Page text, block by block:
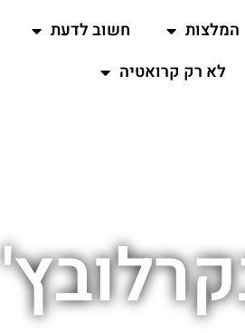
המלצות חשוב לדעת
לא רק קרואטיה